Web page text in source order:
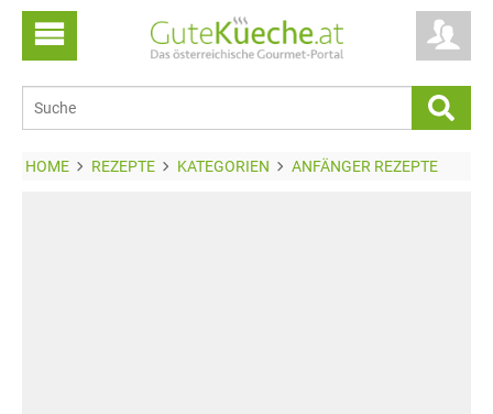
HOME REZEPTE KATEGORIEN ANFÄNGER REZEPTE